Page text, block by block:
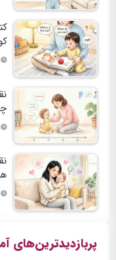
پربازدیدترین‌های